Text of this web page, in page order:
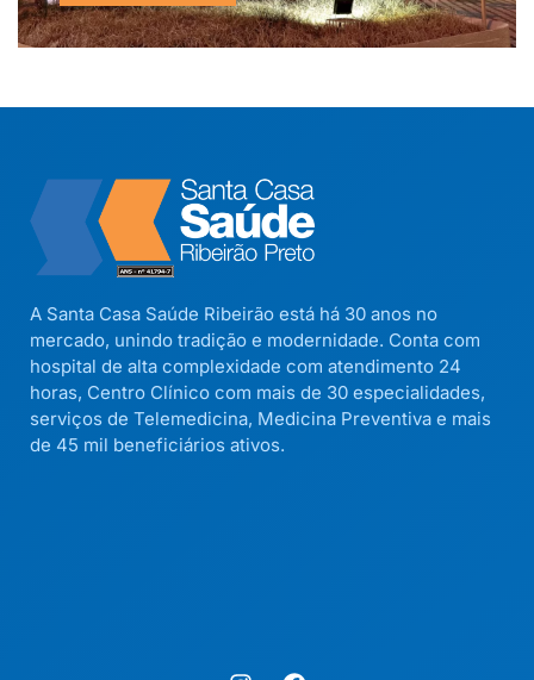
A Santa Casa Saúde Ribeirão está há 30 anos no
mercado, unindo tradição e modernidade. Conta com
hospital de alta complexidade com atendimento 24
horas, Centro Clínico com mais de 30 especialidades,
serviços de Telemedicina, Medicina Preventiva e mais
de 45 mil beneficiários ativos.